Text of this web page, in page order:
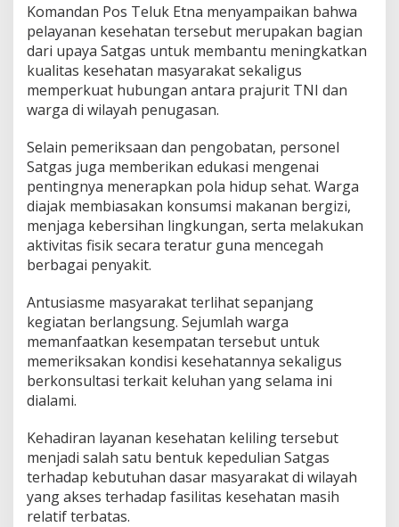
g
i
W
a
r
g
a
e
l
u
k
E
t
n
Komandan Pos Teluk Etna menyampaikan bahwa
pelayanan kesehatan tersebut merupakan bagian
dari upaya Satgas untuk membantu meningkatkan
kualitas kesehatan masyarakat sekaligus
memperkuat hubungan antara prajurit TNI dan
warga di wilayah penugasan.
Selain pemeriksaan dan pengobatan, personel
Satgas juga memberikan edukasi mengenai
pentingnya menerapkan pola hidup sehat. Warga
diajak membiasakan konsumsi makanan bergizi,
menjaga kebersihan lingkungan, serta melakukan
aktivitas fisik secara teratur guna mencegah
berbagai penyakit.
Antusiasme masyarakat terlihat sepanjang
kegiatan berlangsung. Sejumlah warga
memanfaatkan kesempatan tersebut untuk
memeriksakan kondisi kesehatannya sekaligus
berkonsultasi terkait keluhan yang selama ini
dialami.
Kehadiran layanan kesehatan keliling tersebut
menjadi salah satu bentuk kepedulian Satgas
terhadap kebutuhan dasar masyarakat di wilayah
yang akses terhadap fasilitas kesehatan masih
relatif terbatas.